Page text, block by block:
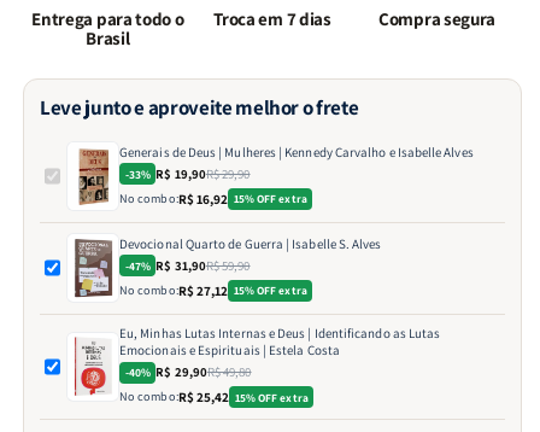
Entrega para todo o
Brasil
Troca em 7 dias Compra segura
Leve junto e aproveite melhor o frete
Generais de Deus | Mulheres | Kennedy Carvalho e Isabelle Alves
-33% R$ 19,90R$ 29,90
No combo:R$ 16,92 15% OFF extra
Devocional Quarto de Guerra | Isabelle S. Alves
-47% R$ 31,90R$ 59,90
No combo:R$ 27,12 15% OFF extra
Eu, Minhas Lutas Internas e Deus | Identificando as Lutas
Emocionais e Espirituais | Estela Costa
-40% R$ 29,90R$ 49,80
No combo:R$ 25,42 15% OFF extra